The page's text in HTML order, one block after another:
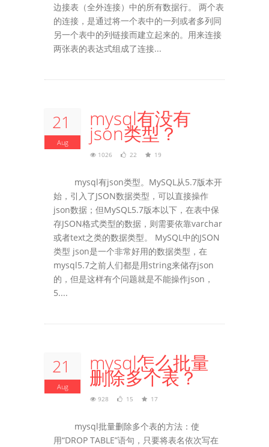
边接表（全外连接）中的所有数据行。 两个表
的连接，是通过将一个表中的一列或者多列同
另一个表中的列链接而建立起来的。用来连接
两张表的表达式组成了连接...
21
Aug
mysql有没有
json类型？
1026 22 19
mysql有json类型。MySQL从5.7版本开
始，引入了JSON数据类型，可以直接操作
json数据；但MySQL5.7版本以下，在表中保
存JSON格式类型的数据，则需要依靠varchar
或者text之类的数据类型。 MySQL中的JSON
类型 json是一个非常好用的数据类型，在
mysql5.7之前人们都是用string来储存json
的，但是这样有个问题就是不能操作json，
5....
21
Aug
mysql怎么批量
删除多个表？
928 15 17
mysql批量删除多个表的方法：使
用“DROP TABLE”语句，只要将表名依次写在